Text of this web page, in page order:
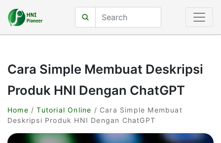
Cara Simple Membuat Deskripsi
Produk HNI Dengan ChatGPT
Home /Tutorial Online / Cara Simple Membuat
Deskripsi Produk HNI Dengan ChatGPT